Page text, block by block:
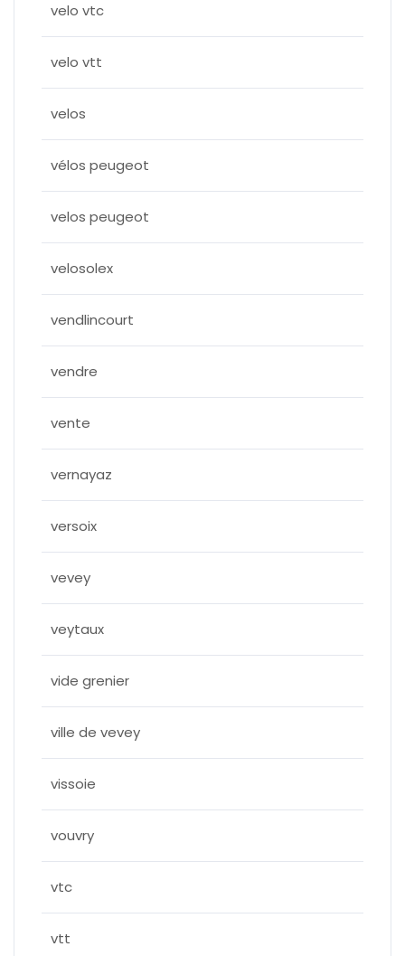
velo vtc
velo vtt
velos
vélos peugeot
velos peugeot
velosolex
vendlincourt
vendre
vente
vernayaz
versoix
vevey
veytaux
vide grenier
ville de vevey
vissoie
vouvry
vtc
vtt